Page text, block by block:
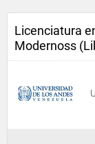
Licenciatura
Modernoss